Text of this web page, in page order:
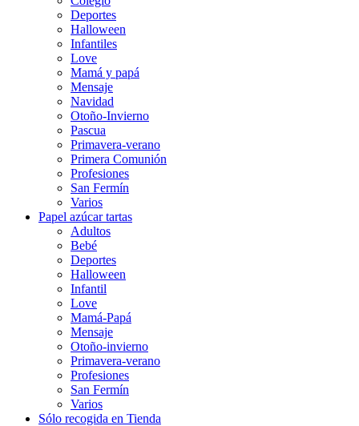
Deportes
Halloween
Infantiles
Love
Mamá y papá
Mensaje
Navidad
Otoño-Invierno
Pascua
Primavera-verano
Primera Comunión
Profesiones
San Fermín
Varios
Papel azúcar tartas
Adultos
Bebé
Deportes
Halloween
Infantil
Love
Mamá-Papá
Mensaje
Otoño-invierno
Primavera-verano
Profesiones
San Fermín
Varios
Sólo recogida en Tienda